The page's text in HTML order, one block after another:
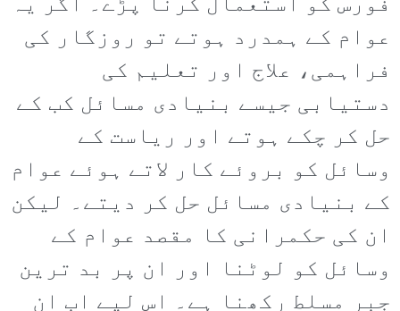
عوام کے ہمدرد ہوتے تو روزگار کی
فراہمی، علاج اور تعلیم کی
دستیابی جیسے بنیادی مسائل کب کے
حل کر چکے ہوتے اور ریاست کے
وسائل کو بروئے کار لاتے ہوئے عوام
کے بنیادی مسائل حل کر دیتے۔ لیکن
ان کی حکمرانی کا مقصد عوام کے
وسائل کو لوٹنا اور ان پر بد ترین